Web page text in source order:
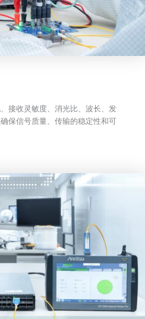
接收灵敏度、消光比、波长、发
保信号质量、传输的稳定性和可